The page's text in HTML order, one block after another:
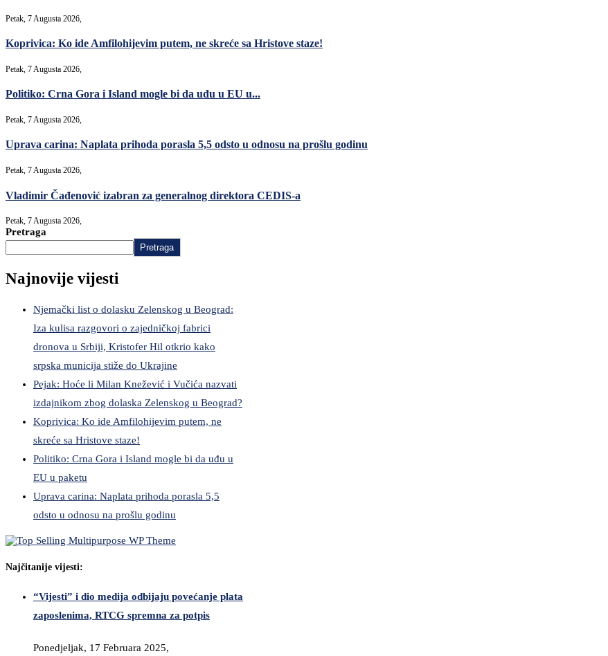
Petak, 7 Augusta 2026,
Koprivica: Ko ide Amfilohijevim putem, ne skreće sa Hristove staze!
Petak, 7 Augusta 2026,
Politiko: Crna Gora i Island mogle bi da uđu u EU u...
Petak, 7 Augusta 2026,
Uprava carina: Naplata prihoda porasla 5,5 odsto u odnosu na prošlu godinu
Petak, 7 Augusta 2026,
Vladimir Čađenović izabran za generalnog direktora CEDIS-a
Petak, 7 Augusta 2026,
Pretraga
Pretraga
Najnovije vijesti
Njemački list o dolasku Zelenskog u Beograd:
Iza kulisa razgovori o zajedničkoj fabrici
dronova u Srbiji, Kristofer Hil otkrio kako
srpska municija stiže do Ukrajine
Pejak: Hoće li Milan Knežević i Vučića nazvati
izdajnikom zbog dolaska Zelenskog u Beograd?
Koprivica: Ko ide Amfilohijevim putem, ne
skreće sa Hristove staze!
Politiko: Crna Gora i Island mogle bi da uđu u
EU u paketu
Uprava carina: Naplata prihoda porasla 5,5
odsto u odnosu na prošlu godinu
Najčitanije vijesti:
“Vijesti” i dio medija odbijaju povećanje plata
zaposlenima, RTCG spremna za potpis
Ponedjeljak, 17 Februara 2025,